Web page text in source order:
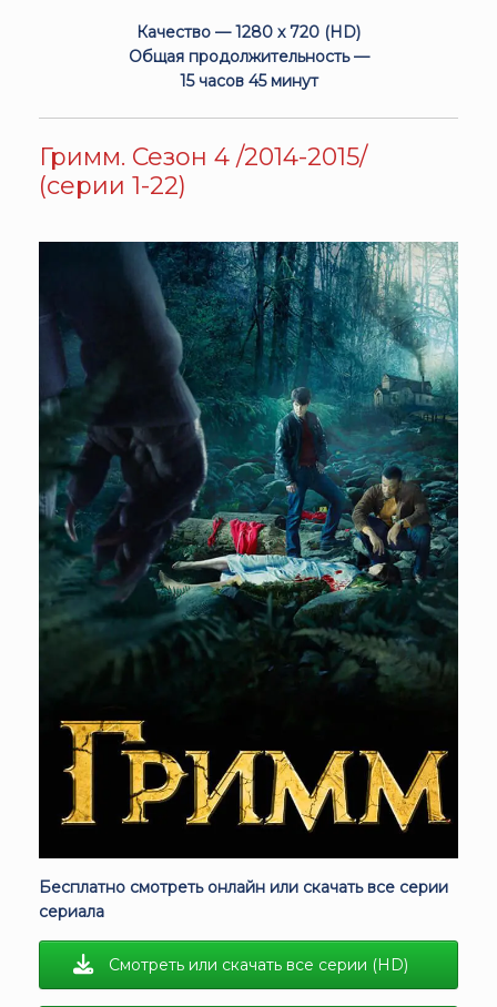
Качество — 1280 x 720 (HD)
Общая продолжительность —
15 часов 45 минут
Гримм. Сезон 4 /2014-2015/
(серии 1-22)
Бесплатно смотреть онлайн или скачать все серии
сериала
Смотреть или скачать все серии (HD)